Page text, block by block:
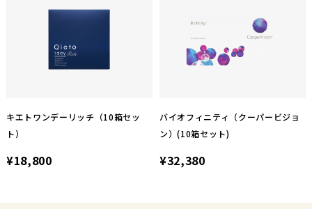
キエトワンデーリッチ（10箱セッ
ト）
¥18,800
バイオフィニティ（クーパービジョ
ン）(10箱セット)
¥32,380